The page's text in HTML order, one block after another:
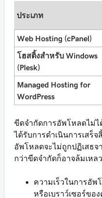
ประเภท
Web Hosting (cPanel)
โฮสติ้งสำหรับ Windows
(Plesk)
Managed Hosting for
WordPress
ขีดจำกัดการอัพโหลดไม่
ได้รับการดำเนินการเสร็
อัพโหลดจะไม่ถูกปฏิเสธจ
กว่าขีดจำกัดก็อาจล้มเหล
ความเร็วในการอัพ
หรือเบราว์เซอร์ขอ